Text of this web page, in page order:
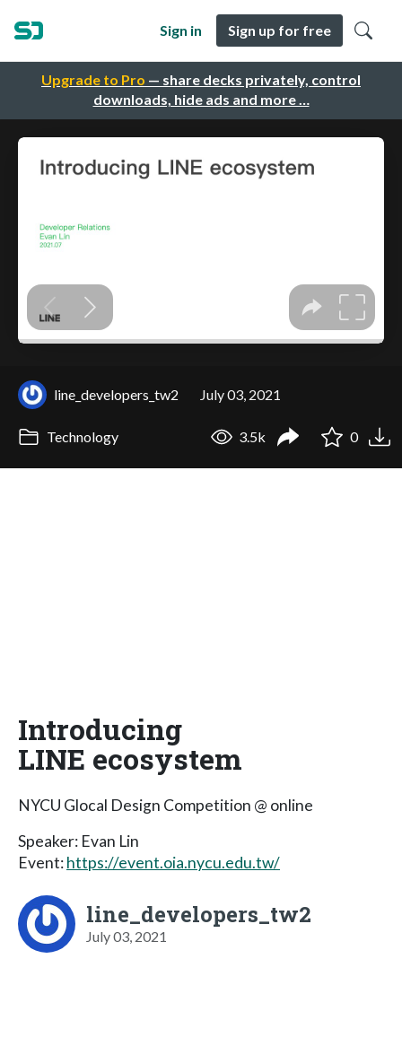
Upgrade to Pro — share decks privately, control
downloads, hide ads and more …
Sign in Sign up for free
line_developers_tw2 July 03, 2021
Technology 3.5k 0
Introducing
LINE ecosystem
NYCU Glocal Design Competition @ online
Speaker: Evan Lin
Event:https://event.oia.nycu.edu.tw/
line_developers_tw2
July 03, 2021